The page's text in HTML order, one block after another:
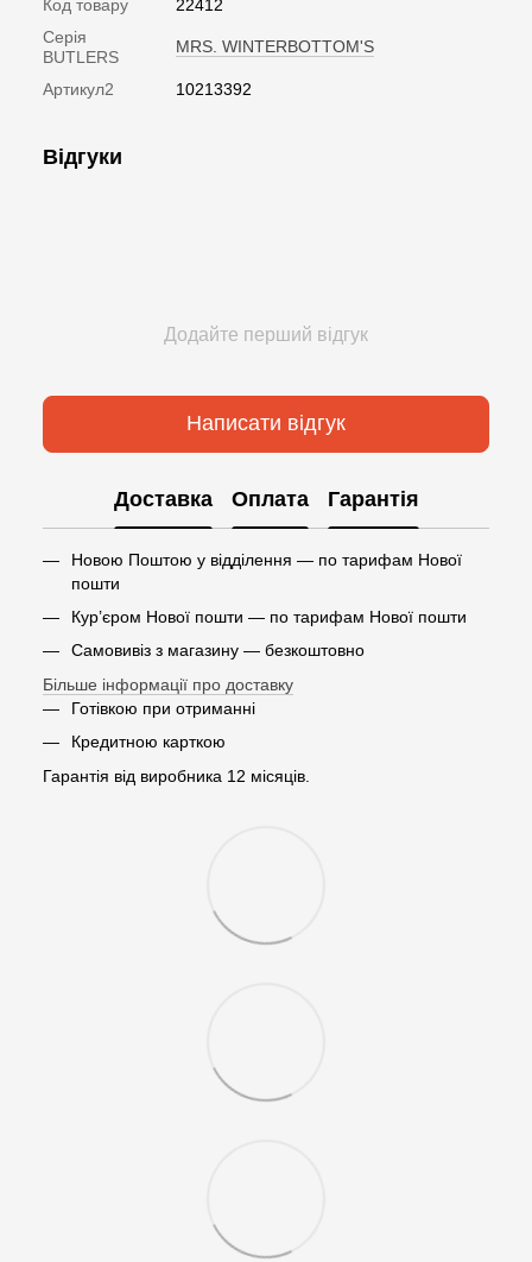
Код товару
22412
Серія
BUTLERS
MRS. WINTERBOTTOM'S
Артикул2 10213392
Відгуки
Додайте перший відгук
Написати відгук
Доставка Оплата Гарантія
Новою Поштою у відділення — по тарифам Нової
пошти
Кур’єром Нової пошти — по тарифам Нової пошти
Самовивіз з магазину — безкоштовно
Більше інформації про доставку
Готівкою при отриманні
Кредитною карткою
Гарантія від виробника 12 місяців.